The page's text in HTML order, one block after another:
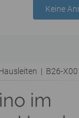
Keine
| B26-
im